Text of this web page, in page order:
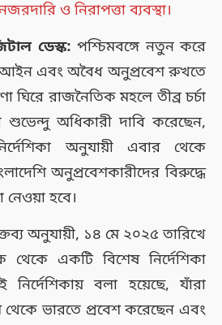
ও নিরাপত্তা ব্যবস্থা।
ডেস্ক: পশ্চিমবঙ্গে নতুন করে
আইন এবং অবৈধ অনুপ্রবেশ রুখতে
ঘিরে রাজনৈতিক মহলে তীব্র চর্চা
শুভেন্দু অধিকারী দাবি করেছেন,
অনুযায়ী এবার থেকে
অনুপ্রবেশকারীদের বিরুদ্ধে
নেওয়া হবে।
অনুযায়ী, ১৪ মে ২০২৫ তারিখে
থেকে একটি বিশেষ নির্দেশিকা
নির্দেশিকায় বলা হয়েছে, যাঁরা
থেকে ভারতে প্রবেশ করেছেন এবং